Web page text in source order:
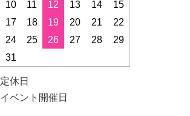
10 11 12 13 14
15
17 18 19 20 21
22
24 25 26 27 28
29
31
定休日
イベント開催日